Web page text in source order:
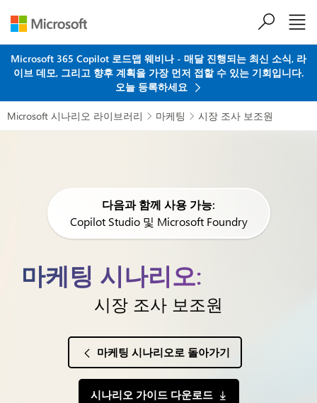
Microsoft 365 Copilot 로드맵 웨비나 - 매달 진행되는 최신 소식, 라
이브 데모, 그리고 향후 계획을 가장 먼저 접할 수 있는 기회입니다.
오늘 등록하세요
Microsoft 시나리오 라이브러리  마케팅  시장 조사 보조원
다음과 함께 사용 가능:
Copilot Studio 및 Microsoft Foundry
마케팅 시나리오:
시장 조사 보조원
마케팅 시나리오로 돌아가기
시나리오 가이드 다운로드